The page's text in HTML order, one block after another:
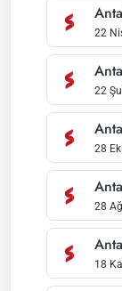
22
22
28
28
18